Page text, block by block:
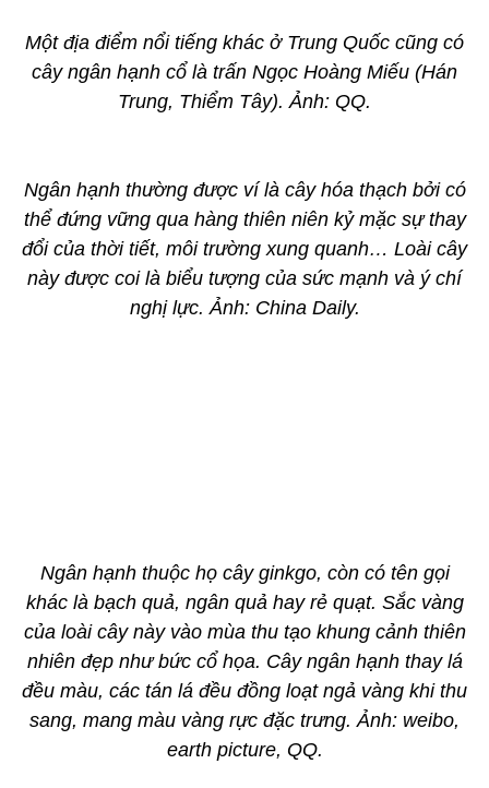
Một địa điểm nổi tiếng khác ở Trung Quốc cũng có
cây ngân hạnh cổ là trấn Ngọc Hoàng Miếu (Hán
Trung, Thiểm Tây). Ảnh: QQ.
Ngân hạnh thường được ví là cây hóa thạch bởi có
thể đứng vững qua hàng thiên niên kỷ mặc sự thay
đổi của thời tiết, môi trường xung quanh… Loài cây
này được coi là biểu tượng của sức mạnh và ý chí
nghị lực. Ảnh: China Daily.
Ngân hạnh thuộc họ cây ginkgo, còn có tên gọi
khác là bạch quả, ngân quả hay rẻ quạt. Sắc vàng
của loài cây này vào mùa thu tạo khung cảnh thiên
nhiên đẹp như bức cổ họa. Cây ngân hạnh thay lá
đều màu, các tán lá đều đồng loạt ngả vàng khi thu
sang, mang màu vàng rực đặc trưng. Ảnh: weibo,
earth picture, QQ.